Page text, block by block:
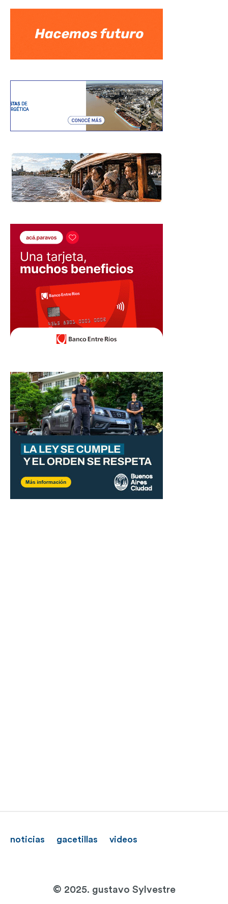
noticias gacetillas videos
© 2025. gustavo Sylvestre